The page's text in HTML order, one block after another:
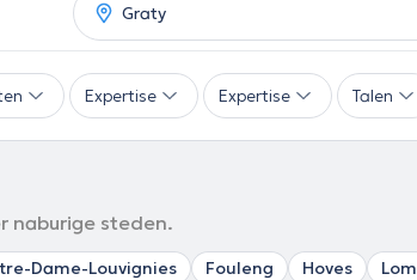
Expertise Expertise Talen
naburige steden.
Dame-Louvignies Fouleng Hoves